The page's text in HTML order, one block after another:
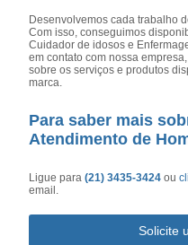
Desenvolvemos cada trabalho
Com isso, conseguimos
Cuidador de idosos e
em contato com nossa
sobre os serviços e produtos
marca.
Para saber mais
Atendimento de
Ligue para(21) 3435-3424ou
email.
Solicite